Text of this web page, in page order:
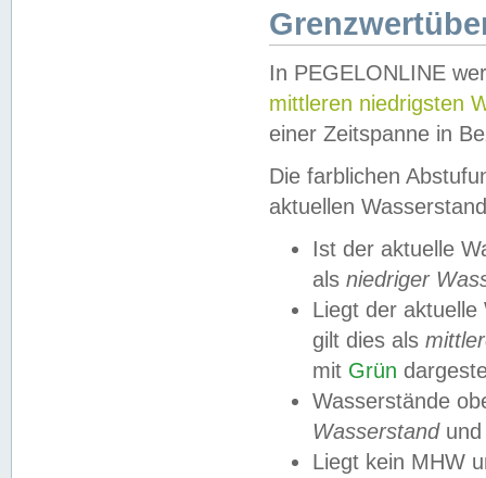
In PEGELONLINE
mittleren niedrigsten
einer Zeitspanne in
Die farblichen
aktuellen
Ist der aktuelle
als niedriger
Liegt der
gilt dies als
mit Grün
Wasserstände
Wasserstandund
Liegt kein MHW